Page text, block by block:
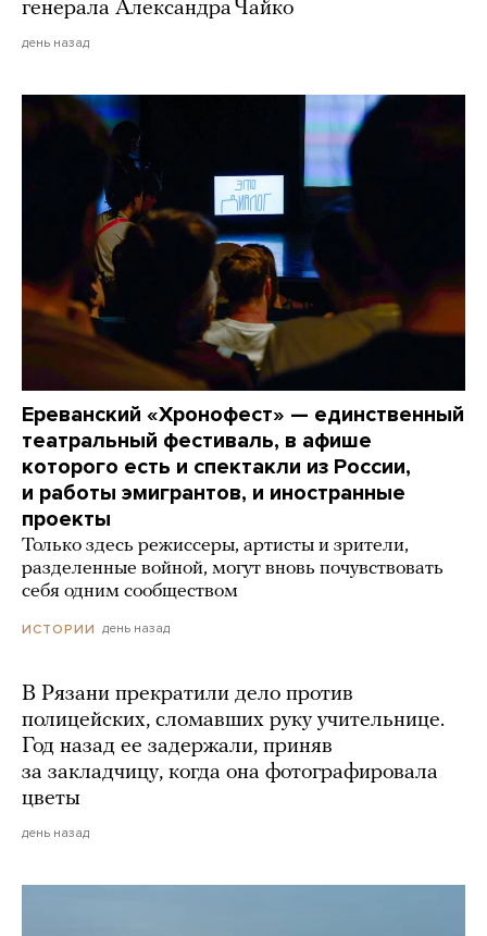
генерала Александра Чайко
день назад
Ереванский «Хронофест» — единственный
театральный фестиваль, в афише
которого есть и спектакли из России,
и работы эмигрантов, и иностранные
проекты
Только здесь режиссеры, артисты и зрители,
разделенные войной, могут вновь почувствовать
себя одним сообществом
ИСТОРИИ день назад
В Рязани прекратили дело против
полицейских, сломавших руку учительнице.
Год назад ее задержали, приняв
за закладчицу, когда она фотографировала
цветы
день назад